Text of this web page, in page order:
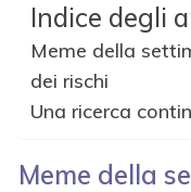
Indice degli
Meme della
dei rischi
Una ricerca
Meme della